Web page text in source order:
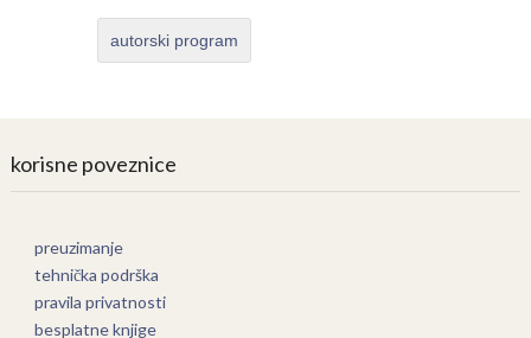
autorski program
korisne poveznice
preuzimanje
tehnička podrška
pravila privatnosti
besplatne knjige